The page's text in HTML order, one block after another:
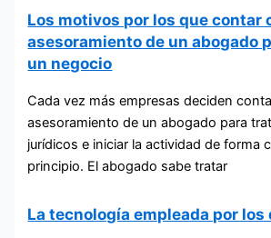
Los motivos por los que contar
asesoramiento de un abogado
un negocio
Cada vez más empresas deciden
asesoramiento de un abogado para
jurídicos e iniciar la actividad de forma
principio. El abogado sabe tratar
La tecnología empleada por